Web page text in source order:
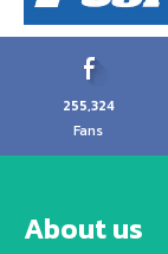
255,324
Fans
About us